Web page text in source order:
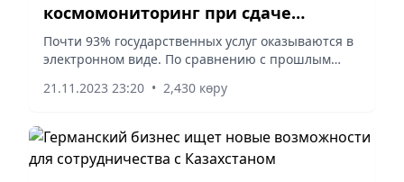
космомониторинг при сдаче
объектов в эксплуатацию
Почти 93% государственных услуг оказываются в
электронном виде. По сравнению с прошлым
смартфоны, выросло в 6 раз. Более 50 -
21.11.2023 23:20 • 2,430 көру